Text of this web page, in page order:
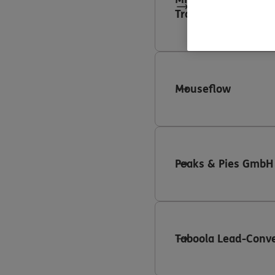
Tracking
Mouseflow
Peaks & Pies GmbH
Taboola Lead-